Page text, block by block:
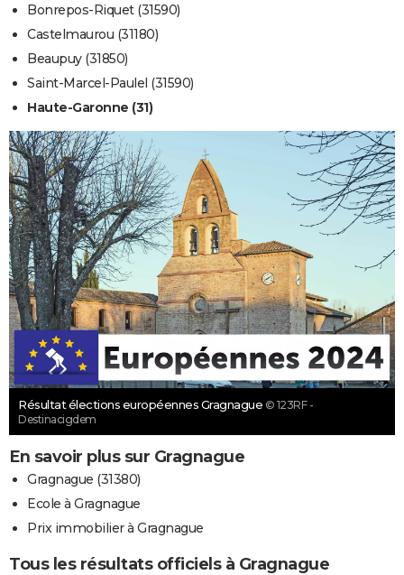
Bonrepos-Riquet (31590)
Castelmaurou (31180)
Beaupuy (31850)
Saint-Marcel-Paulel (31590)
Haute-Garonne (31)
Résultat élections européennes Gragnague © 123RF -
Destinacigdem
En savoir plus sur Gragnague
Gragnague (31380)
Ecole à Gragnague
Prix immobilier à Gragnague
Tous les résultats officiels à Gragnague